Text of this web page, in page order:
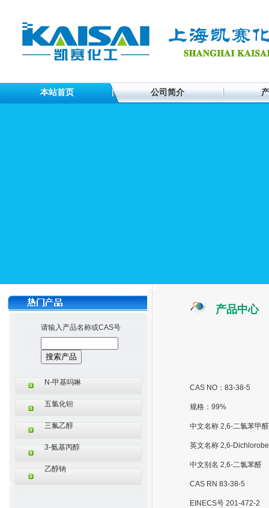
本站首页 公司简介
请输入产品名称或CAS号
N-甲基吗啉
五氯化钽
三氟乙醇
3-氨基丙醇
乙醇钠
产品中心
CAS NO：83-38-5
规格：99%
中文名称 2,6-二氯苯甲醛
英文名称 2,6-
中文别名 2,6-二氯苯醛
CAS RN 83-38-5
EINECS号 201-472-2